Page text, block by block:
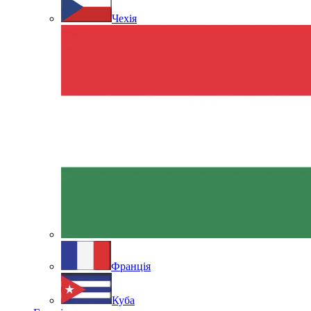
Чехія
Франція
Куба